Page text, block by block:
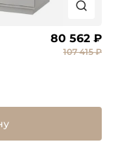
80 562 ₽
107 415 ₽